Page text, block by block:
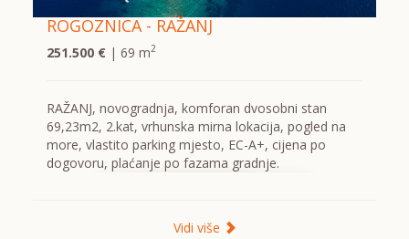
ROGOZNICA - RAŽANJ
251.500 €| 69 m2
RAŽANJ, novogradnja, komforan dvosobni stan
69,23m2, 2.kat, vrhunska mirna lokacija, pogled na
more, vlastito parking mjesto, EC-A+, cijena po
dogovoru, plaćanje po fazama gradnje.
Vidi više